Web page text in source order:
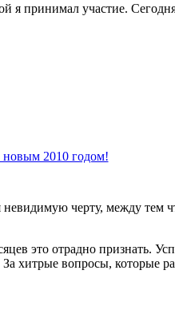
принимал участие.
черту, между
это отрадно признать.
хитрые вопросы, которые